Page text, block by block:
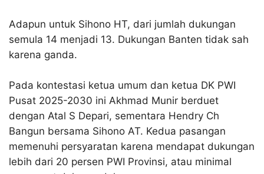
Adapun untuk Sihono HT, dari jumlah dukungan
semula 14 menjadi 13. Dukungan Banten tidak sah
karena ganda.
Pada kontestasi ketua umum dan ketua DK PWI
Pusat 2025-2030 ini Akhmad Munir berduet
dengan Atal S Depari, sementara Hendry Ch
Bangun bersama Sihono AT. Kedua pasangan
memenuhi persyaratan karena mendapat dukungan
lebih dari 20 persen PWI Provinsi, atau minimal